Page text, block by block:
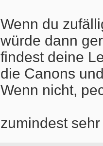
Wenn du
würde dann
findest deine
die Canons
Wenn nicht,
zumindest